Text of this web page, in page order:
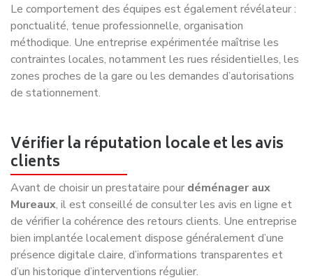
Le comportement des équipes est également révélateur :
ponctualité, tenue professionnelle, organisation
méthodique. Une entreprise expérimentée maîtrise les
contraintes locales, notamment les rues résidentielles, les
zones proches de la gare ou les demandes d’autorisations
de stationnement.
Vérifier la réputation locale et les avis
clients
Avant de choisir un prestataire pour déménager aux
Mureaux, il est conseillé de consulter les avis en ligne et
de vérifier la cohérence des retours clients. Une entreprise
bien implantée localement dispose généralement d’une
présence digitale claire, d’informations transparentes et
d’un historique d’interventions régulier.